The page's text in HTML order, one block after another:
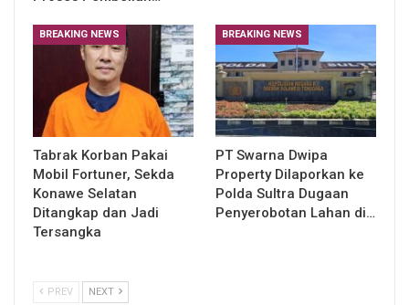
BREAKING NEWS
Tabrak Korban Pakai
Mobil Fortuner, Sekda
Konawe Selatan
Ditangkap dan Jadi
Tersangka
BREAKING NEWS
PT Swarna Dwipa
Property Dilaporkan ke
Polda Sultra Dugaan
Penyerobotan Lahan di…
PREV NEXT